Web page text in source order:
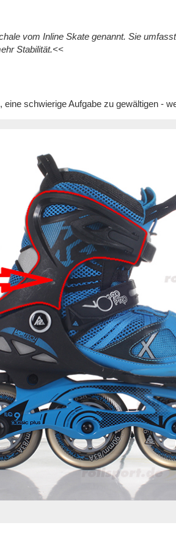
vom Inline Skate genannt. Sie
Stabilität.<<
schwierige Aufgabe zu gewältigen -